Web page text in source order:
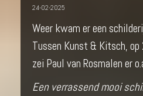
24-02-2025
Weer kwam er een
Tussen Kunst & Kitsch,
zei Paul van Rosmalen er
Een verrassend mooi